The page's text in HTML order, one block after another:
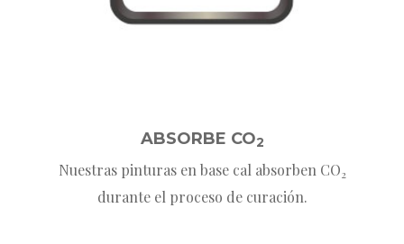
ABSORBE CO2
Nuestras pinturas en base cal absorben CO2
durante el proceso de curación.